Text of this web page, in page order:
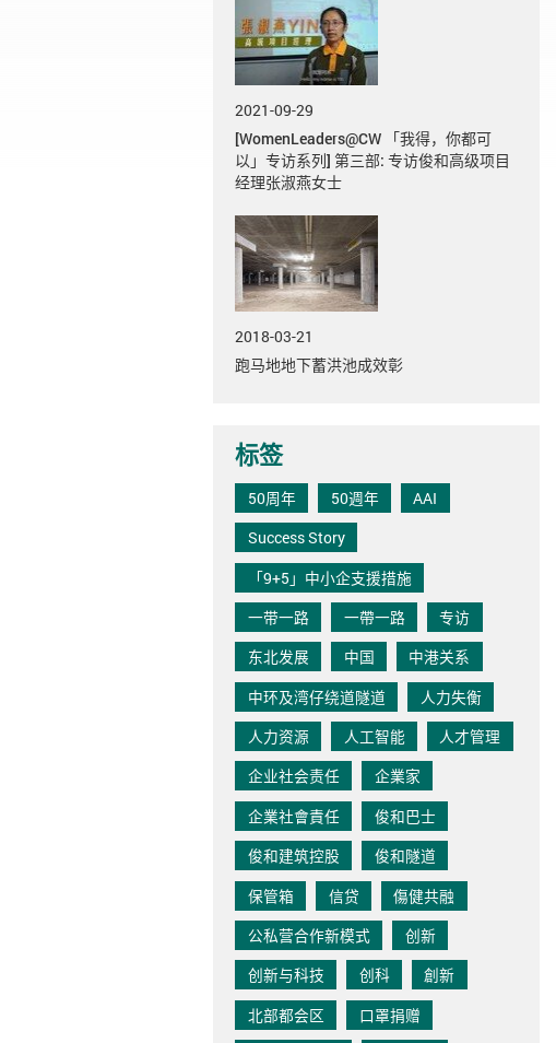
2021-09-29
[WomenLeaders@CW 「我得，你都可
以」专访系列] 第三部: 专访俊和高级项目
经理张淑燕女士
2018-03-21
跑马地地下蓄洪池成效彰
标签
50周年 50週年
AAI
Success Story
「9+5」中小企支援措施
一带一路
一帶一路
专访
东北发展
中国
中港关系
中环及湾仔绕道隧道
人力失衡
人力资源
人工智能
人才管理
企业社会责任
企業家
企業社會責任
俊和巴士
俊和建筑控股
俊和隧道
保管箱
信贷
傷健共融
公私营合作新模式
创新
创新与科技
创科
創新
北部都会区
口罩捐赠